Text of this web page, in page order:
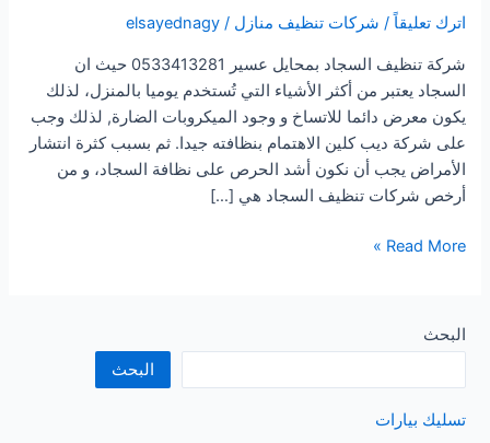
اترك تعليقاً / شركات تنظيف منازل /
elsayednagy
شركة تنظيف السجاد بمحايل عسير 0533413281 حيث ان
السجاد يعتبر من أكثر الأشياء التي تُستخدم يوميا بالمنزل، لذلك
يكون معرض دائما للاتساخ و وجود الميكروبات الضارة, لذلك وجب
على شركة ديب كلين الاهتمام بنظافته جيدا. ثم بسبب كثرة انتشار
الأمراض يجب أن نكون أشد الحرص على نظافة السجاد، و من
أرخص شركات تنظيف السجاد هي […]
شركة
بمحايل
عسير
Read More »
البحث
البحث
تسليك بيارات